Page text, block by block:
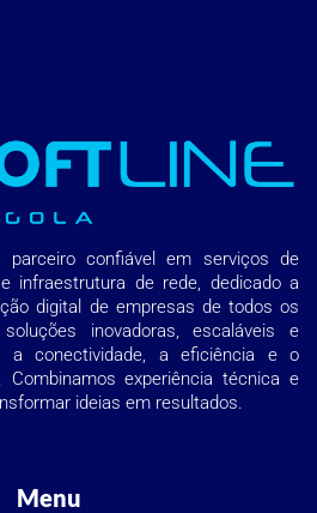
confiável em serviços de
infraestrutura de rede, dedicado a
digital de empresas de todos os
inovadoras, escaláveis e
a conectividade, a eficiência e o
Combinamos experiência técnica e
ideias em resultados.
Menu